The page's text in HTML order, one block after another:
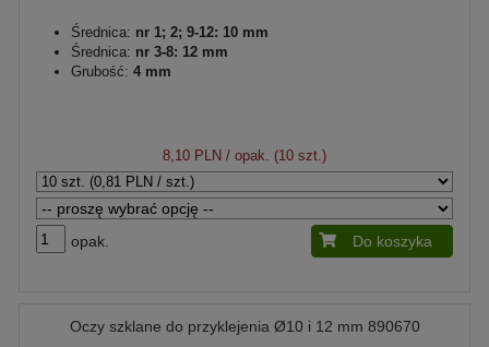
Średnica: nr 1; 2; 9-12: 10 mm
Średnica: nr 3-8: 12 mm
Grubość: 4 mm
8,10 PLN / opak. (10 szt.)
opak. Do koszyka
Oczy szklane do przyklejenia Ø10 i 12 mm 890670